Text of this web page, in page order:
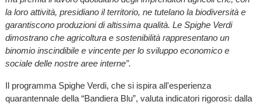
la loro attività, presidiano il territorio, ne tutelano la biodiversità e
garantiscono produzioni di altissima qualità. Le Spighe Verdi
dimostrano che agricoltura e sostenibilità rappresentano un
binomio inscindibile e vincente per lo sviluppo economico e
sociale delle nostre aree interne”.
Il programma Spighe Verdi, che si ispira all'esperienza
quarantennale della “Bandiera Blu”, valuta indicatori rigorosi: dalla